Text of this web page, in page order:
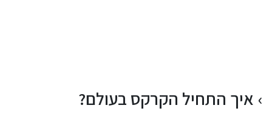
איך התחיל הקרקס בעולם?